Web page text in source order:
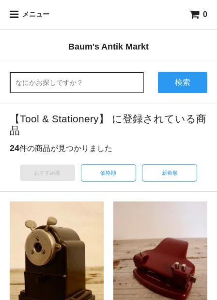
メニュー 0
Baum's Antik Markt
検索
【Tool & Stationery】 に登録されている商
品
24件の商品が見つかりました
おすすめ順 価格順 新着順